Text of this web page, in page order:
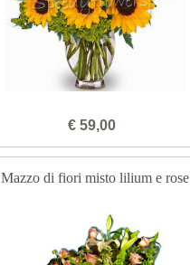
€ 59,00
Mazzo di fiori misto lilium e rose